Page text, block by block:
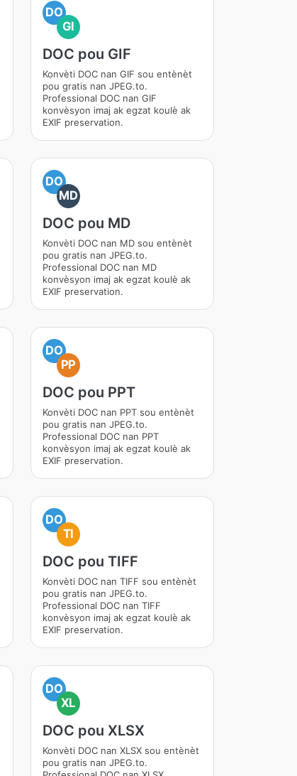
DO
GI
DOC pou GIF
Konvèti DOC nan GIF sou entènèt
pou gratis nan JPEG.to.
Professional DOC nan GIF
konvèsyon imaj ak egzat koulè ak
EXIF preservation.
DO
MD
DOC pou MD
Konvèti DOC nan MD sou entènèt
pou gratis nan JPEG.to.
Professional DOC nan MD
konvèsyon imaj ak egzat koulè ak
EXIF preservation.
DO
PP
DOC pou PPT
Konvèti DOC nan PPT sou entènèt
pou gratis nan JPEG.to.
Professional DOC nan PPT
konvèsyon imaj ak egzat koulè ak
EXIF preservation.
DO
TI
DOC pou TIFF
Konvèti DOC nan TIFF sou entènèt
pou gratis nan JPEG.to.
Professional DOC nan TIFF
konvèsyon imaj ak egzat koulè ak
EXIF preservation.
DO
XL
DOC pou XLSX
Konvèti DOC nan XLSX sou entènèt
pou gratis nan JPEG.to.